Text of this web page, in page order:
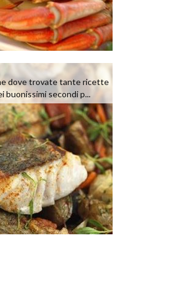
dove trovate tante ricette
buonissimi secondi p...